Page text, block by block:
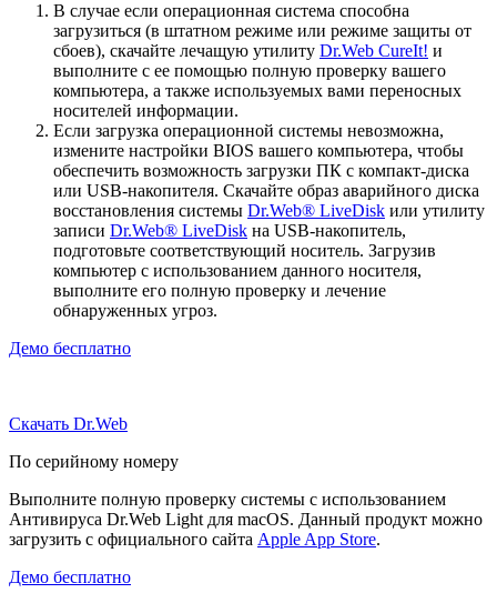
В случае если операционная система способна
загрузиться (в штатном режиме или режиме защиты от
сбоев), скачайте лечащую утилиту Dr.Web CureIt! и
выполните с ее помощью полную проверку вашего
компьютера, а также используемых вами переносных
носителей информации.
Если загрузка операционной системы невозможна,
измените настройки BIOS вашего компьютера, чтобы
обеспечить возможность загрузки ПК с компакт-диска
или USB-накопителя. Скачайте образ аварийного диска
восстановления системы Dr.Web® LiveDisk или утилиту
записи Dr.Web® LiveDisk на USB-накопитель,
подготовьте соответствующий носитель. Загрузив
компьютер с использованием данного носителя,
выполните его полную проверку и лечение
обнаруженных угроз.
Демо бесплатно
Скачать Dr.Web
По серийному номеру
Выполните полную проверку системы с использованием
Антивируса Dr.Web Light для macOS. Данный продукт можно
загрузить с официального сайта Apple App Store.
Демо бесплатно